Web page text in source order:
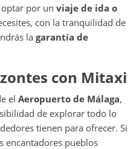
por un viaje de ida o
con la tranquilidad de
la garantía de
con Mitaxi
el Aeropuerto de Málaga,
de explorar todo lo
tienen para ofrecer. Si
encantadores pueblos